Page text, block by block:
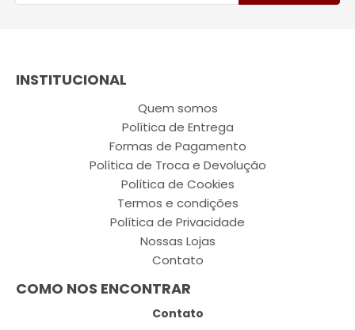
INSTITUCIONAL
Quem somos
Política de Entrega
Formas de Pagamento
Política de Troca e Devolução
Política de Cookies
Termos e condições
Política de Privacidade
Nossas Lojas
Contato
COMO NOS ENCONTRAR
Contato